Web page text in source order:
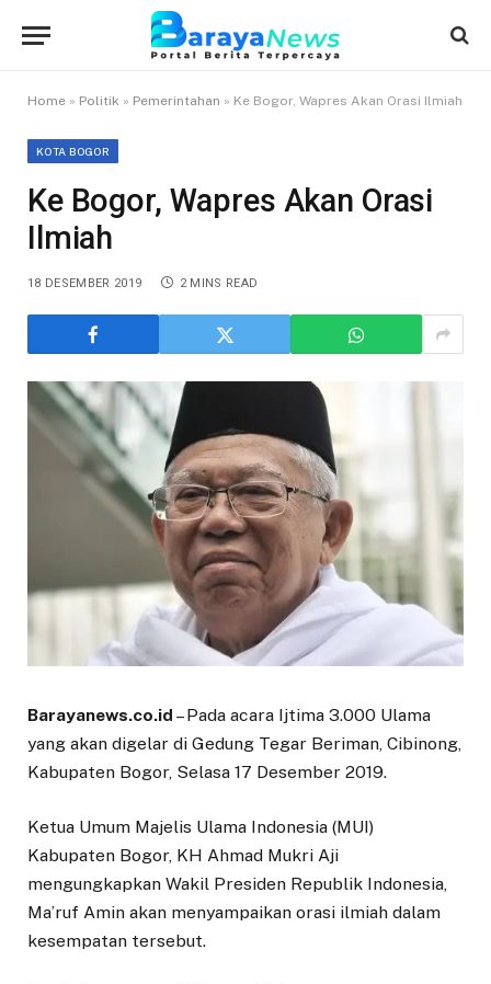
Home » Politik » Pemerintahan » Ke Bogor, Wapres Akan Orasi Ilmiah
KOTA BOGOR
Ke Bogor, Wapres Akan Orasi
Ilmiah
18 DESEMBER 2019 2 MINS READ
Barayanews.co.id – Pada acara Ijtima 3.000 Ulama
yang akan digelar di Gedung Tegar Beriman, Cibinong,
Kabupaten Bogor, Selasa 17 Desember 2019.
Ketua Umum Majelis Ulama Indonesia (MUI)
Kabupaten Bogor, KH Ahmad Mukri Aji
mengungkapkan Wakil Presiden Republik Indonesia,
Ma’ruf Amin akan menyampaikan orasi ilmiah dalam
kesempatan tersebut.